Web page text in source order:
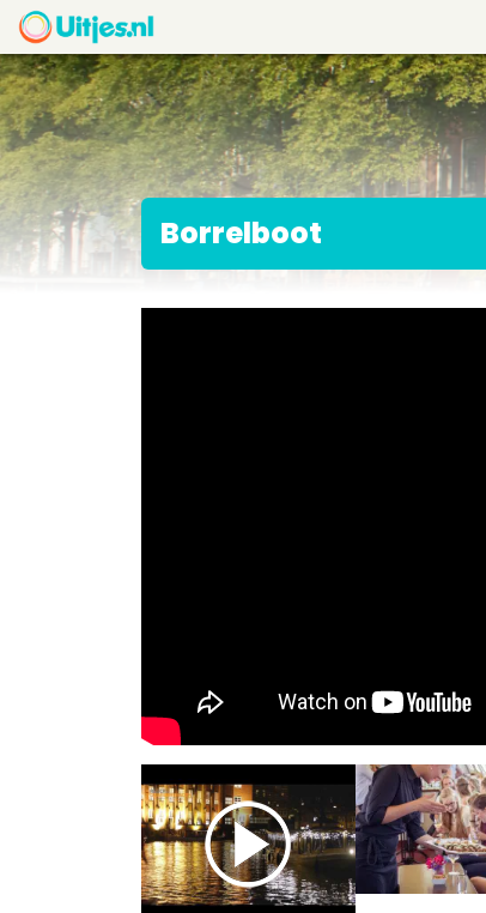
Borrelboot
Previous